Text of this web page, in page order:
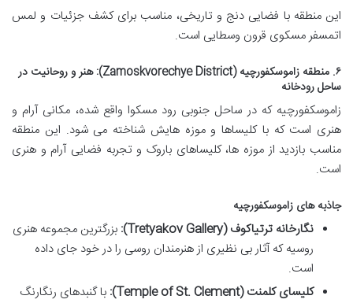
این منطقه با فضایی دنج و تاریخی، مناسب برای کشف جزئیات و لمس
اتمسفر مسکوی قرون وسطایی است.
۶. منطقه زاموسکفورچیه (Zamoskvorechye District): هنر و روحانیت در
ساحل رودخانه
زاموسکفورچیه که در ساحل جنوبی رود مسکوا واقع شده، مکانی آرام و
هنری است که با کلیساها و موزه هایش شناخته می شود. این منطقه
مناسب بازدید از موزه ها، کلیساهای باروک و تجربه فضایی آرام و هنری
است.
جاذبه های زاموسکفورچیه
نگارخانه ترتیاکوف (Tretyakov Gallery):
بزرگترین مجموعه هنری
روسیه که آثار بی نظیری از هنرمندان روسی را در خود جای داده
است.
کلیسای کلمنت (Temple of St. Clement):
با گنبدهای رنگارنگ